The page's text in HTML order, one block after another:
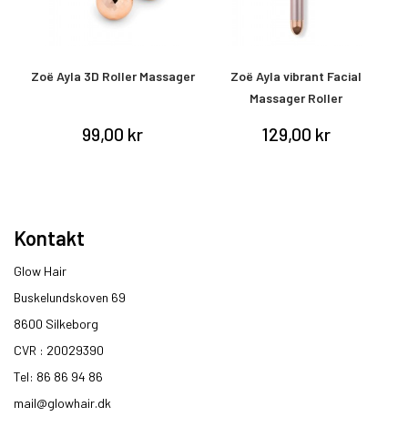
Zoë Ayla 3D Roller Massager
99,00 kr
Zoë Ayla vibrant Facial
Massager Roller
129,00 kr
Kontakt
Glow Hair
Buskelundskoven 69
8600 Silkeborg​
CVR : 20029390​
Tel: 86 86 94 86
mail@glowhair.dk